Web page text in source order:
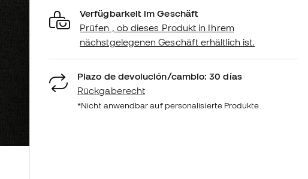
Verfügbarkeit im Geschäft
Prüfen , ob dieses Produkt in Ihrem
nächstgelegenen Geschäft erhältlich ist.
Plazo de devolución/cambio: 30 días
Rückgaberecht
*Nicht anwendbar auf personalisierte Produkte.